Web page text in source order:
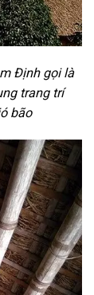
Định gọi là
trang trí
bão